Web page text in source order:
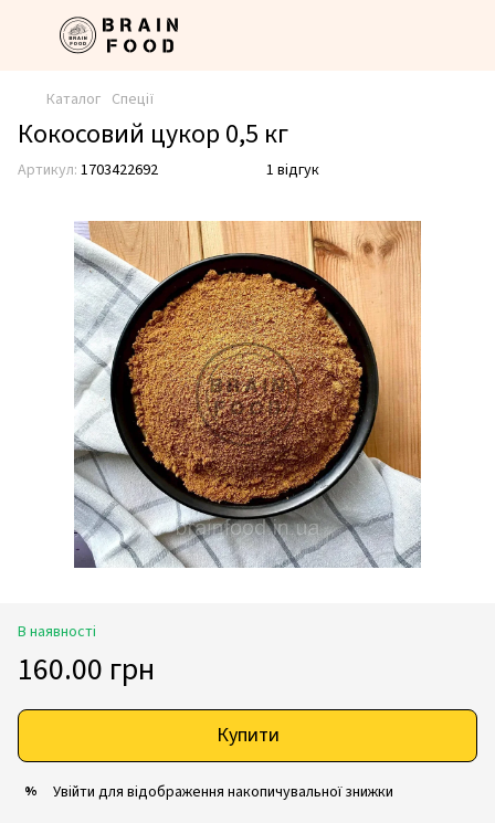
Каталог Спеції
Кокосовий цукор 0,5 кг
Артикул: 1703422692 1 відгук
В наявності
160.00 грн
Купити
% Увійти для відображення накопичувальної знижки